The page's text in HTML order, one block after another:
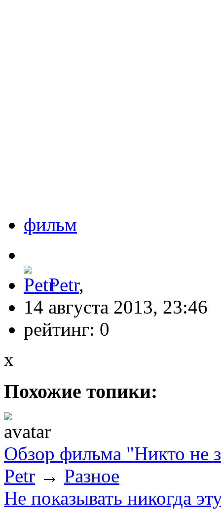
фильм
Petr,
14 августа 2013, 23:46
рейтинг: 0
x
Похожие топики:
Обзор фильма "Никто не
Petr → Разное
Не показывать никогда